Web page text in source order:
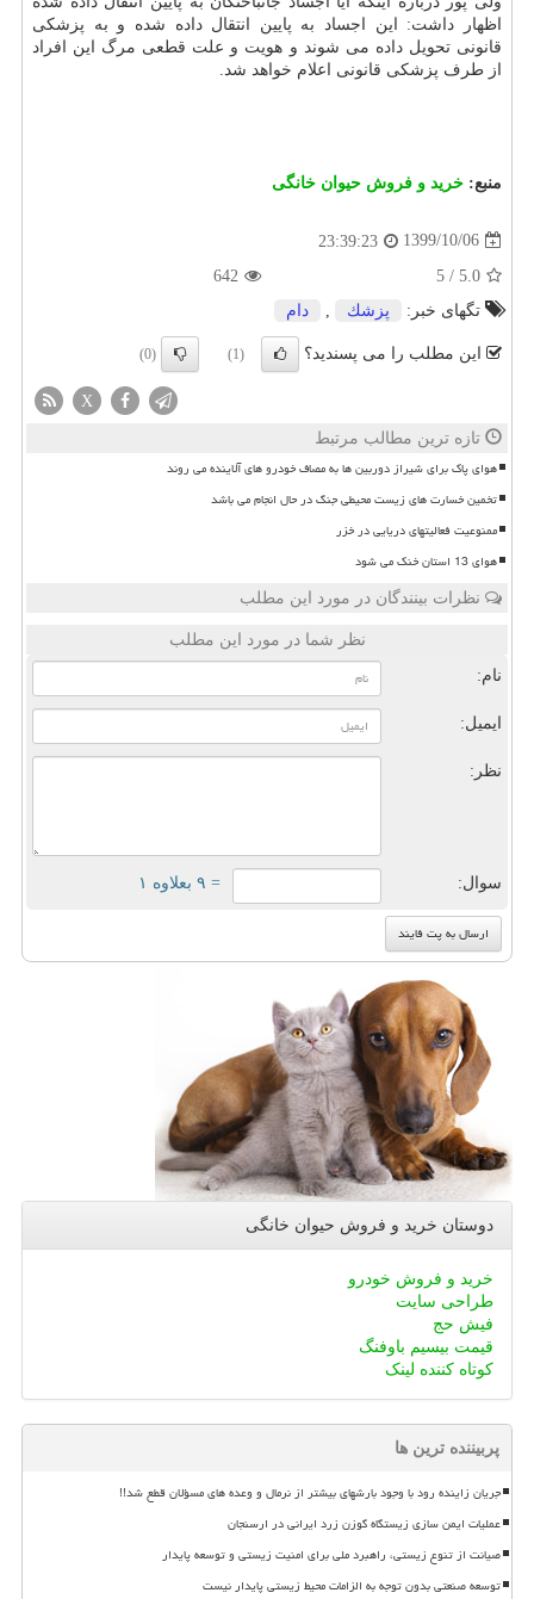
اظهار داشت: این اجساد به پایین انتقال داده شده و به پزشکی
قانونی تحویل داده می شوند و هویت و علت قطعی مرگ این افراد
از طرف پزشکی قانونی اعلام خواهد شد.
منبع: خرید و فروش حیوان خانگی
1399/10/06
23:39:23
5.0
/
5
642
تگهای خبر:
پزشك دام
این مطلب را می پسندید؟ (1)
(0)
X
تازه ترین مطالب مرتبط
هوای پاک برای شیراز دوربین ها به مصاف خودرو های آلاینده می روند
تخمین خسارت های زیست محیطی جنگ در حال انجام می باشد
ممنوعیت فعالیتهای دریایی در خزر
هوای 13 استان خنک می شود
نظرات بینندگان در مورد این مطلب
نظر شما در مورد این مطلب
نام:
ایمیل:
نظر:
سوال: = ۹ بعلاوه ۱
دوستان خرید و فروش حیوان خانگی
خرید و فروش خودرو
طراحی سایت
فیش حج
قیمت بیسیم باوفنگ
کوتاه کننده لینک
پربیننده ترین ها
جریان زاینده رود با وجود بارشهای بیشتر از نرمال و وعده های مسؤلان قطع شد!!
عملیات ایمن سازی زیستگاه گوزن زرد ایرانی در ارسنجان
صیانت از تنوع زیستی، راهبرد ملی برای امنیت زیستی و توسعه پایدار
توسعه صنعتی بدون توجه به الزامات محیط زیستی پایدار نیست